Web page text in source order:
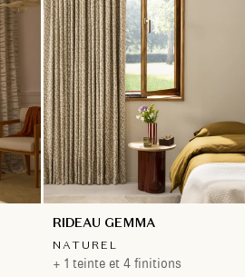
RIDEAU GEMMA
NATUREL
+ 1 teinte et 4 finitions